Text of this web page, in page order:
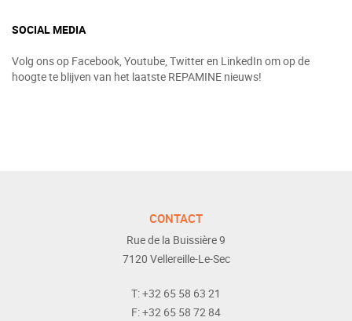
SOCIAL MEDIA
Volg ons op Facebook, Youtube, Twitter en LinkedIn om op de
hoogte te blijven van het laatste REPAMINE nieuws!
CONTACT
Rue de la Buissière 9
7120 Vellereille-Le-Sec
T:+32 65 58 63 21
F:+32 65 58 72 84